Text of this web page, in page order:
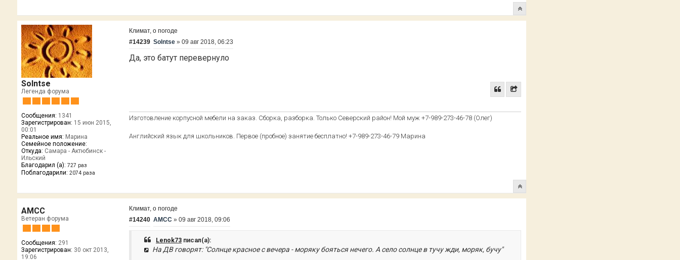
Solntse
Легенда форума
Сообщения: 1341
Зарегистрирован: 15 июн 2015,
00:01
Реальное имя: Марина
Семейное положение:
Откуда: Самара - Актюбинск -
Ильский
Благодарил (а): 727 раз
Поблагодарили: 2074 раза
Климат, о погоде
#14239 Solntse »09 авг 2018, 06:23
Да, это батут перевернуло
Изготовление корпусной мебели на заказ. Сборка, разборка. Только Северский район! Мой муж +7-989-273-46-78 (Олег)
Английский язык для школьников. Первое (пробное) занятие бесплатно! +7-989-273-46-79 Марина
AMCC
Ветеран форума
Сообщения: 291
Зарегистрирован: 30 окт 2013,
19:06
Климат, о погоде
#14240 AMCC »09 авг 2018, 09:06
Lenok73 писал(а):
На ДВ говорят: "Солнце красное с вечера - моряку бояться нечего. А село солнце в тучу жди, моряк, бучу"